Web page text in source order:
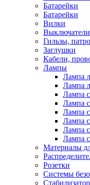
Батарейки
Батарейки
Вилки
Выключатели
Гильзы,
Заглушки
Кабели,
Лампы
Лампа
Лампа
Лампа
Лампа
Лампа
Лампа
Лампа
Лампа
Материалы
Розетки
Системы